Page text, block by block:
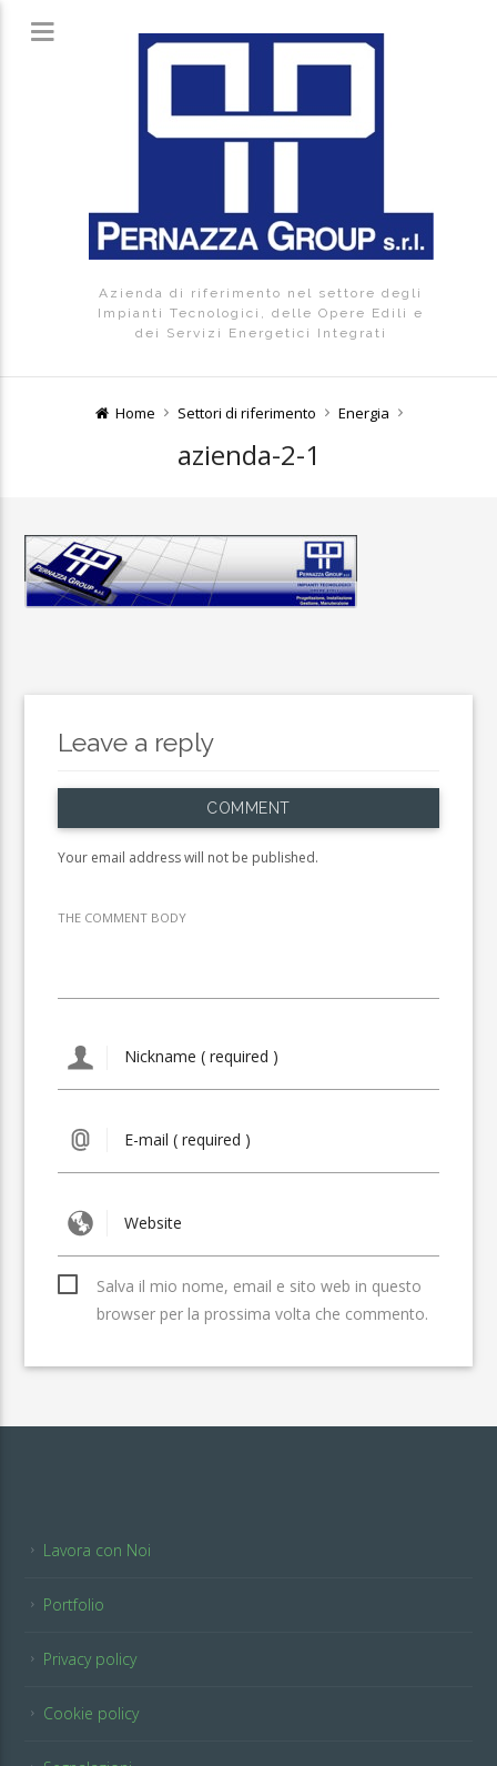
Azienda di riferimento nel settore degli
Impianti Tecnologici, delle Opere Edili e
dei Servizi Energetici Integrati
Home Settori di riferimento Energia
azienda-2-1
Leave a reply
COMMENT
Your email address will not be published.
THE COMMENT BODY
Salva il mio nome, email e sito web in questo
browser per la prossima volta che commento.
Lavora con Noi
Portfolio
Privacy policy
Cookie policy